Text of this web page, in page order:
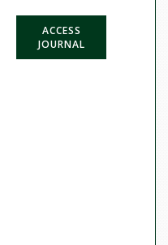
ACCESS
JOURNAL